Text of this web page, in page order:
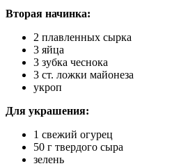
Вторая начинка:
2 плавленных сырка
3 яйца
3 зубка чеснока
3 ст. ложки майонеза
укроп
Для украшения:
1 свежий огурец
50 г твердого сыра
зелень